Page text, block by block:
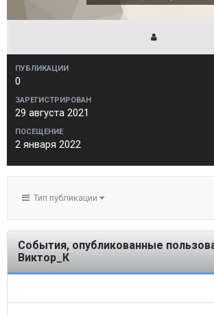
ПУБЛИКАЦИИ
0
ЗАРЕГИСТРИРОВАН
29 августа 2021
ПОСЕЩЕНИЕ
2 января 2022
Тип публикации
События, опубликованные
Виктор_К